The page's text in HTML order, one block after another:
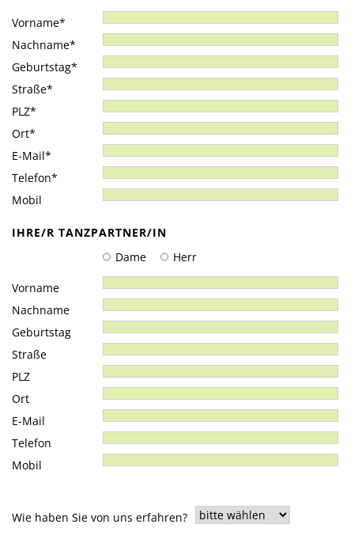
Modern Line Dance
Zumba
Events & Angebote
Events
Kindergeburtstag
Gutscheine
Pflichtfeld
Vorname*
Pflichtfeld
Nachname*
Pflichtfeld
Geburtstag*
Pflichtfeld
Straße*
Pflichtfeld
PLZ*
Pflichtfeld
Ort*
Pflichtfeld
E-Mail*
Pflichtfeld
Telefon*
Mobil
IHRE/R TANZPARTNER/IN
Dame
Herr
Vorname
Nachname
Geburtstag
Straße
PLZ
Ort
E-Mail
Telefon
Mobil
Wie haben Sie von uns erfahren?